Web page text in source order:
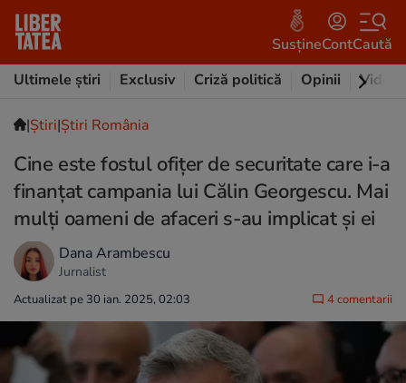
SusțineContCaută
Ultimele știri
Exclusiv Criză politică Opinii Video
|Ştiri|Știri România
Cine este fostul ofițer de securitate care i-a
finanțat campania lui Călin Georgescu. Mai
mulți oameni de afaceri s-au implicat și ei
Dana Arambescu
Jurnalist
Actualizat pe 30 ian. 2025, 02:03 4 comentarii